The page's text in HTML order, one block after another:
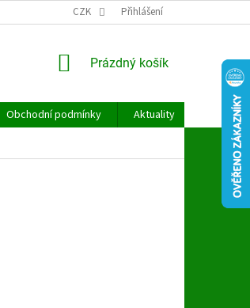
CZK Přihlášení
NÁKUPNÍ
Prázdný košík
Obchodní podmínky Aktuality
Kontakt